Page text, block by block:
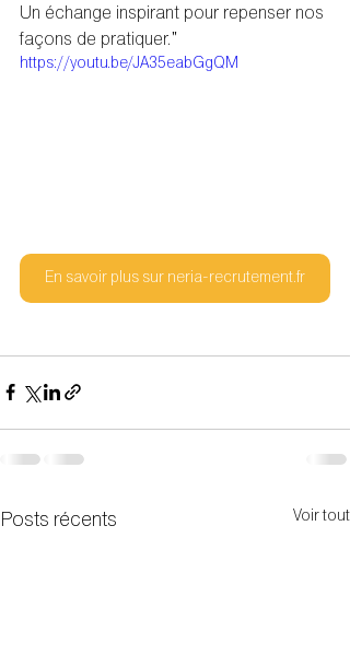
Un échange inspirant pour repenser nos
façons de pratiquer."
https://youtu.be/JA35eabGgQM
En savoir plus sur neria-recrutement.fr
Posts récents Voir tout